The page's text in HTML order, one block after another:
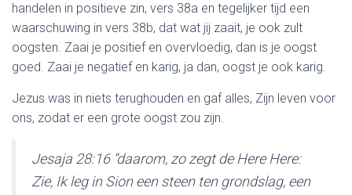
handelen in positieve zin, vers 38a en tegelijker tijd een
waarschuwing in vers 38b, dat wat jij zaait, je ook zult
oogsten. Zaai je positief en overvloedig, dan is je oogst
goed. Zaai je negatief en karig, ja dan, oogst je ook karig.
Jezus was in niets terughouden en gaf alles, Zijn leven voor
ons, zodat er een grote oogst zou zijn.
Jesaja 28:16 “daarom, zo zegt de Here Here:
Zie, Ik leg in Sion een steen ten grondslag, een